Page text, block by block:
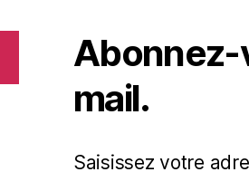
Abonnez-
mail.
Saisissez votre